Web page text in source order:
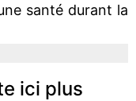
santé durant la
ici plus